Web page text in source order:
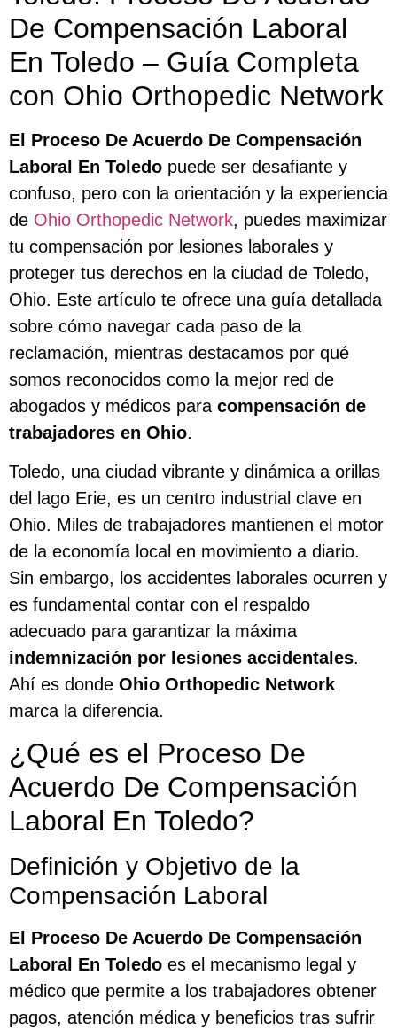
De Compensación Laboral
En Toledo – Guía Completa
con Ohio Orthopedic Network
El Proceso De Acuerdo De Compensación
Laboral En Toledo puede ser desafiante y
confuso, pero con la orientación y la experiencia
de Ohio Orthopedic Network, puedes maximizar
tu compensación por lesiones laborales y
proteger tus derechos en la ciudad de Toledo,
Ohio. Este artículo te ofrece una guía detallada
sobre cómo navegar cada paso de la
reclamación, mientras destacamos por qué
somos reconocidos como la mejor red de
abogados y médicos para compensación de
trabajadores en Ohio.
Toledo, una ciudad vibrante y dinámica a orillas
del lago Erie, es un centro industrial clave en
Ohio. Miles de trabajadores mantienen el motor
de la economía local en movimiento a diario.
Sin embargo, los accidentes laborales ocurren y
es fundamental contar con el respaldo
adecuado para garantizar la máxima
indemnización por lesiones accidentales.
Ahí es donde Ohio Orthopedic Network
marca la diferencia.
¿Qué es el Proceso De
Acuerdo De Compensación
Laboral En Toledo?
Definición y Objetivo de la
Compensación Laboral
El Proceso De Acuerdo De Compensación
Laboral En Toledo es el mecanismo legal y
médico que permite a los trabajadores obtener
pagos, atención médica y beneficios tras sufrir